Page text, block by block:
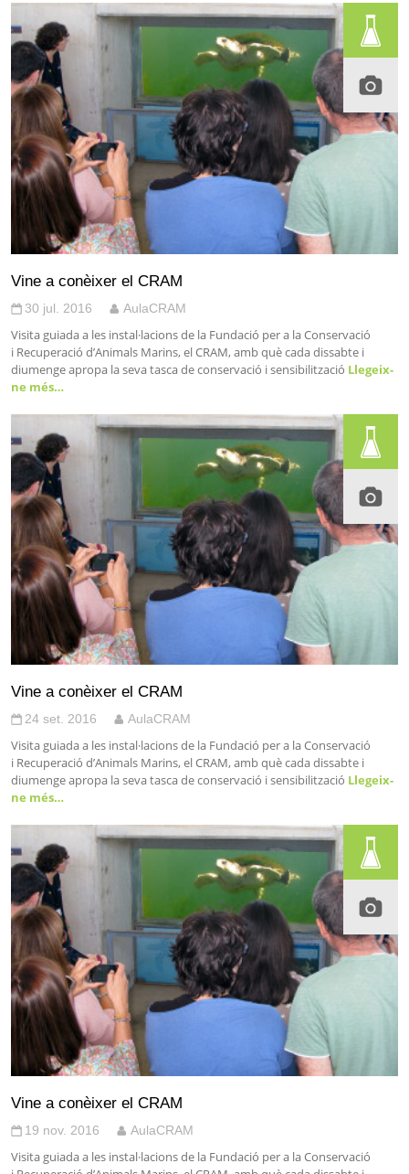
Vine a conèixer el CRAM
30 jul. 2016 AulaCRAM
Visita guiada a les instal·lacions de la Fundació per a la Conservació
i Recuperació d’Animals Marins, el CRAM, amb què cada dissabte i
diumenge apropa la seva tasca de conservació i sensibilització Llegeix-
ne més…
Vine a conèixer el CRAM
24 set. 2016 AulaCRAM
Visita guiada a les instal·lacions de la Fundació per a la Conservació
i Recuperació d’Animals Marins, el CRAM, amb què cada dissabte i
diumenge apropa la seva tasca de conservació i sensibilització Llegeix-
ne més…
Vine a conèixer el CRAM
19 nov. 2016 AulaCRAM
Visita guiada a les instal·lacions de la Fundació per a la Conservació